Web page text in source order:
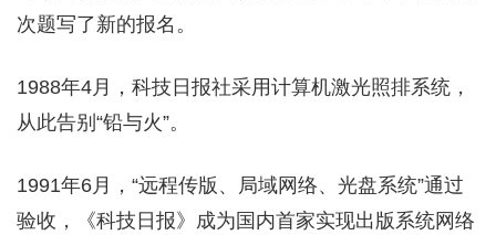
次题写了新的报名。
1988年4月，科技日报社采用计算机激光照排系统，
从此告别“铅与火”。
1991年6月，“远程传版、局域网络、光盘系统”通过
验收，《科技日报》成为国内首家实现出版系统网络